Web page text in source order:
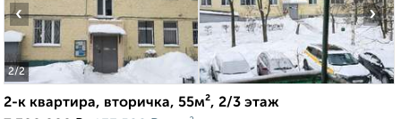
2/2
‹ ›
2-к квартира, вторичка, 55м², 2/3 этаж